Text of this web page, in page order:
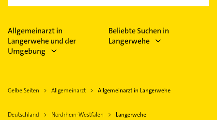
Allgemeinarzt in
Langerwehe und der
Umgebung
Beliebte Suchen in
Langerwehe
Gelbe Seiten Allgemeinarzt Allgemeinarzt in Langerwehe
Deutschland Nordrhein-Westfalen Langerwehe